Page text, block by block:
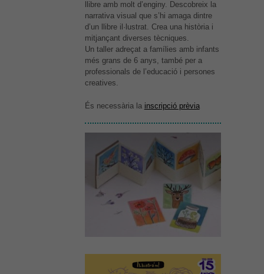
llibre amb molt d’enginy. Descobreix la
narrativa visual que s’hi amaga dintre
d’un llibre il·lustrat. Crea una història i
mitjançant diverses tècniques.
Un taller adreçat a famílies amb infants
més grans de 6 anys, també per a
professionals de l’educació i persones
creatives.
És necessària la inscripció prèvia